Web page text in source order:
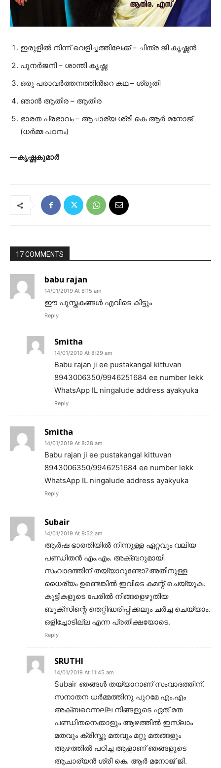
ഇരുളിൽ നിന്ന് വെളിച്ചത്തിലേക്ക് – ചിത്ര ജി കൃഷ്ണന്‍
പുനർജനി – ശാന്തി കൃഷ്ണ
ഒരു പരാവർത്തനത്തിന്‍റെ കഥ – ശ്രുതി
ഞാൻ ആതിര – ആതിര
ഭാരത പ്രഭാവം – ആചാര്യ ശ്രീ കെ ആര്‍ മനോജ്‌
(ധര്‍മ്മ പഠനം)
—കൃഷ്ണകുമാർ
17 COMMENTS
babu rajan
14/01/2019 At 8:15 am
ഈ പുസ്തകങ്ങൾ എവിടെ കിട്ടും
Reply
Smitha
14/01/2019 At 8:29 am
Babu rajan ji ee pustakangal kittuvan
8943006350/9946251684 ee number lekk
WhatsApp IL ningalude address ayakyuka
Reply
Smitha
14/01/2019 At 8:28 am
Babu rajan ji ee pustakangal kittuvan
8943006350/9946251684 ee number lekk
WhatsApp IL ningalude address ayakyuka
Reply
Subair
14/01/2019 At 9:52 am
ആർഷ ഭാരതിയിൽ നിന്നുള്ള ഏറ്റവും വലിയ
പണ്ഡിതൻ എം.എം. അക്ബറുമായി
സംവാദത്തിന് തയ്യാറുണ്ടോ?അതിനുള്ള
ധൈര്യം ഉണ്ടെങ്കിൽ ഇവിടെ കമന്റ് ചെയ്യുക.
കുട്ടികളുടെ പേരിൽ നിങ്ങളെഴുതിയ
ബുക്‌സിന്റെ തെറ്റിദ്ധരിപ്പിക്കലും ചർച്ച ചെയ്യാം.
ഒളിച്ചോടില്ല എന്ന പ്രതീക്ഷയോടെ.
Reply
SRUTHI
14/01/2019 At 11:45 am
Subair ഞങ്ങൾ തയ്യാറാണ് സംവാദത്തിന്.
സനാതന ധർമ്മത്തിനു പുറമേ എം.എം
അക്ബറെന്നല്ല നിങ്ങളുടെ ഏത് മത
പണ്ഡിതനെക്കാളും ആഴത്തിൽ ഇസ്ലാം
മതവും ക്രിസ്തു മതവും മറ്റു മതങ്ങളും
ആഴത്തിൽ പഠിച്ച ആളാണ് ഞങ്ങളുടെ
ആചാര്യൻ ശ്രീ കെ. ആർ മനോജ് ജി.